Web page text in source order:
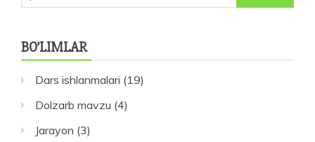
BO’LIMLAR
Dars ishlanmalari (19)
Dolzarb mavzu (4)
Jarayon (3)